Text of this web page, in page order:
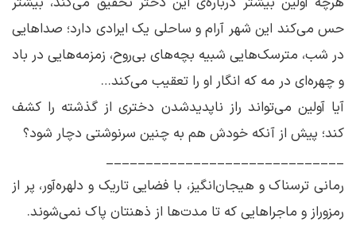
حس می‌کند این شهر آرام و ساحلی یک ایرادی دارد؛ صداهایی
در شب، مترسک‌هایی شبیه بچه‌های بی‌روح، زمزمه‌هایی در باد
و چهره‌ای در مه که انگار او را تعقیب می‌کند…
آیا آولین می‌تواند راز ناپدیدشدن دختری از گذشته را کشف
کند؛ پیش از آنکه خودش هم به چنین سرنوشتی دچار شود؟
______________________________
رمانی ترسناک و هیجان‌انگیز، با فضایی تاریک و دلهره‌آور، پر از
رمز‌و‌راز و ماجراهایی که تا مدت‌ها از ذهنتان پاک نمی‌شوند.